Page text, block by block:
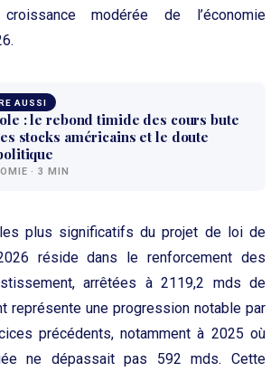
modérée de l’économie
AUSSI
: le rebond timide des cours bute
stocks américains et le doute
· 3 MIN
les plus significatifs du projet de loi de
réside dans le renforcement des
arrêtées à 2119,2 mds de
représente une progression notable par
précédents, notamment à 2025 où
ne dépassait pas 592 mds. Cette